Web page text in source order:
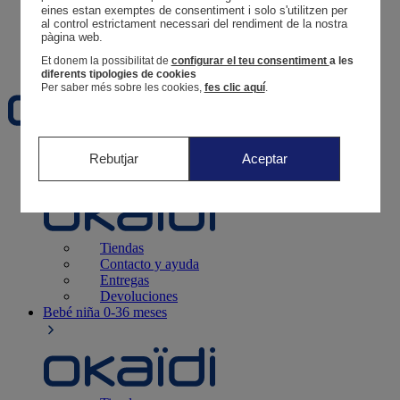
Tus pedidos
Cesta
Favoritos
Recién nacido0-12 meses
Tiendas
Contacto y ayuda
Entregas
Devoluciones
Bebé niña 0-36 meses
eines estan exemptes de consentiment i solo s'utilitzen per
al control estrictament necessari del rendiment de la nostra
pàgina web.
Et donem la possibilitat de configurar el teu consentiment a les
diferents tipologies de cookies
Per saber més sobre les cookies, fes clic aquí.
Rebutjar Aceptar